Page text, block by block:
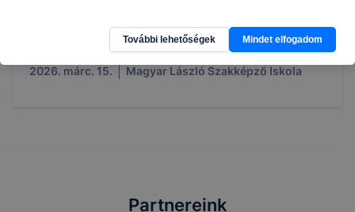
ideiglenes felvételi jegyzékét.
2026. márc. 15. Magyar László Szakképző Iskola
Partnereink
További lehetőségek Mindet elfogadom